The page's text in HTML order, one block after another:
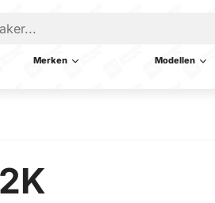
Merken Modellen